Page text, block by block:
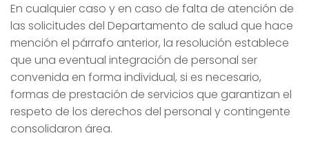
En cualquier caso y en caso de falta de atención de
las solicitudes del Departamento de salud que hace
mención el párrafo anterior, la resolución establece
que una eventual integración de personal ser
convenida en forma individual, si es necesario,
formas de prestación de servicios que garantizan el
respeto de los derechos del personal y contingente
consolidaron área.